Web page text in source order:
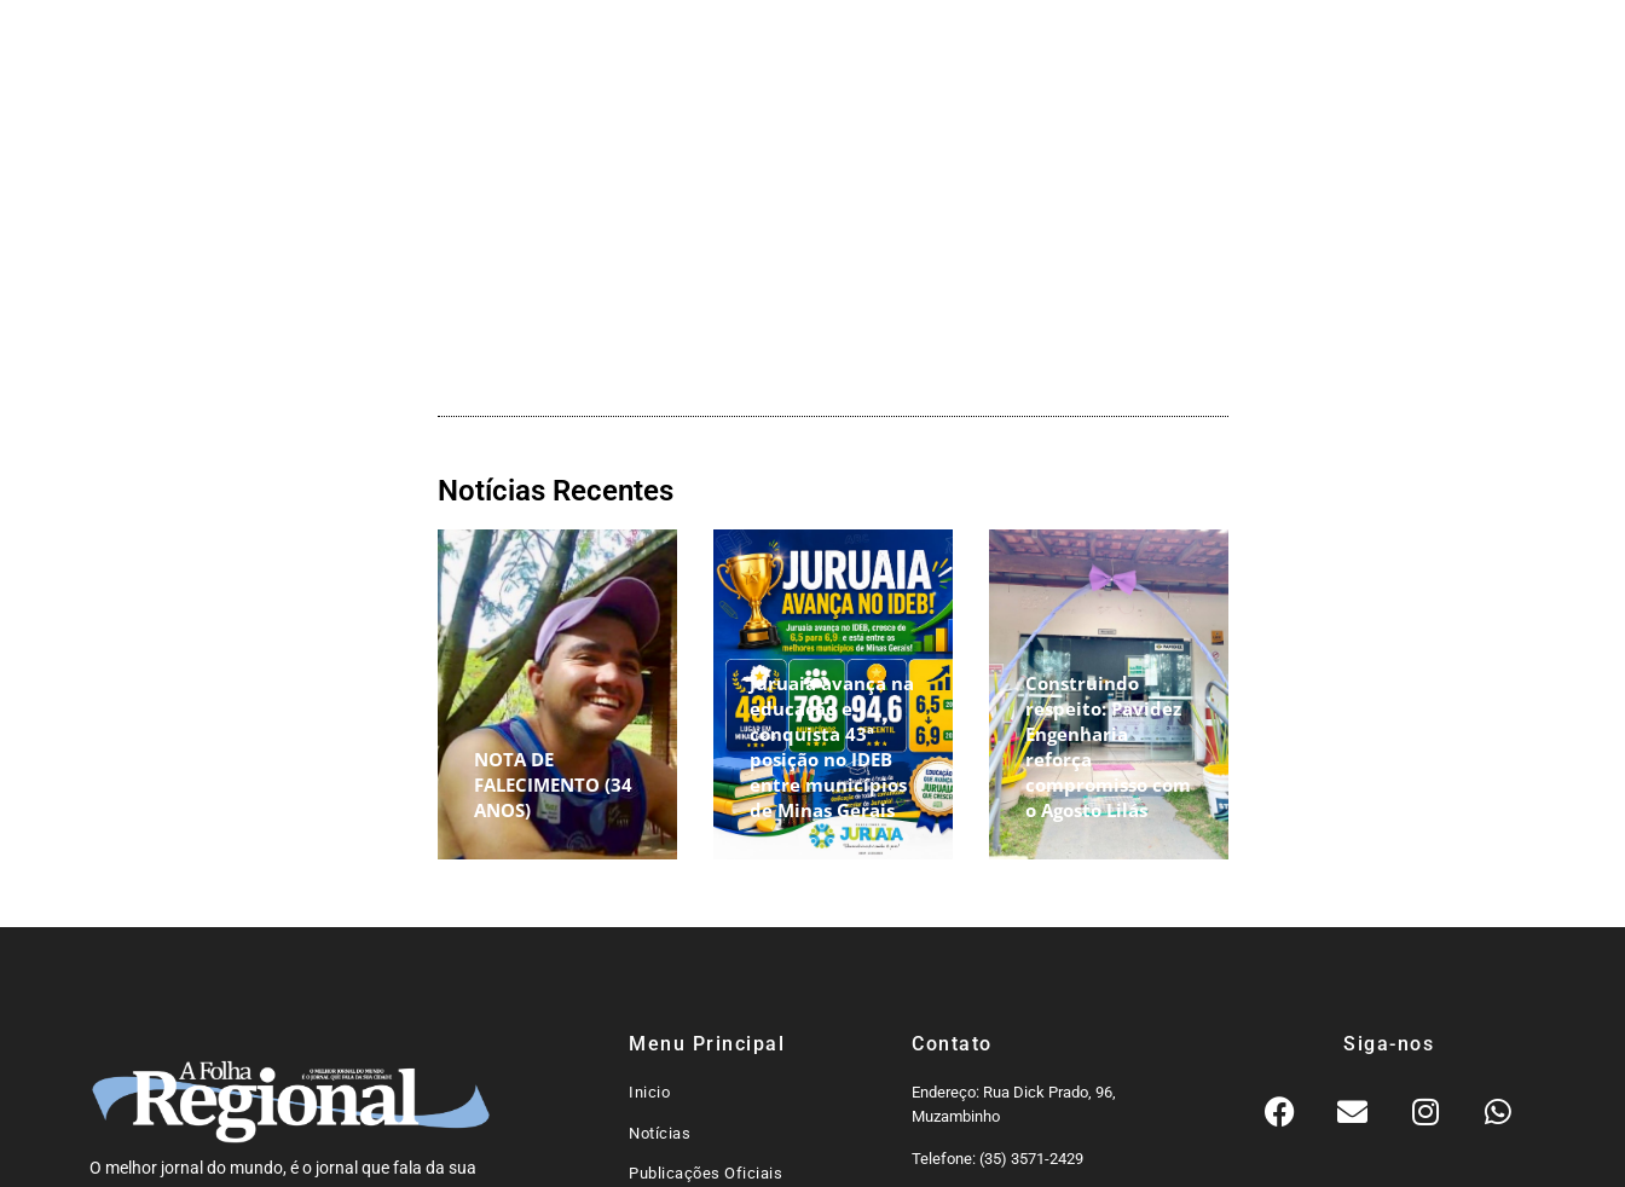
Notícias Recentes
NOTA DE
FALECIMENTO (34
ANOS)
Juruaia avança na
educação e
conquista 43ª
posição no IDEB
entre municípios
de Minas Gerais
Construindo
respeito: Pavidez
Engenharia
reforça
compromisso com
o Agosto Lilás
O melhor jornal do mundo, é o jornal que fala da sua
Menu Principal
Inicio
Notícias
Publicações Oficiais
Contato
Endereço: Rua Dick Prado, 96,
Muzambinho
Telefone: (35) 3571-2429
Siga-nos